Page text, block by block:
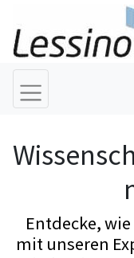
Entdecke, wie
mit unseren